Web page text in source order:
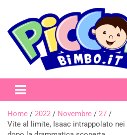
content
piccolobimbo.it
Home 2022 Novembre
27
Vite al limite, Isaac intrappolato